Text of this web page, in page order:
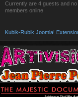
Currently are 4 guests and no
members online
Kubik-Rubik Joomla!